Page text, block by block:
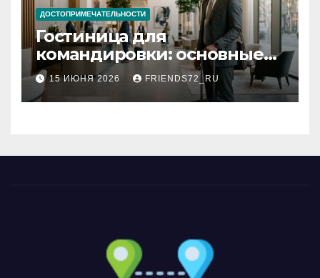
ДОСТОПРИМЕЧАТЕЛЬНОСТИ
Гостиница для
командировки: основные
критерии выбора
15 ИЮНЯ 2026 FRIENDS72_RU